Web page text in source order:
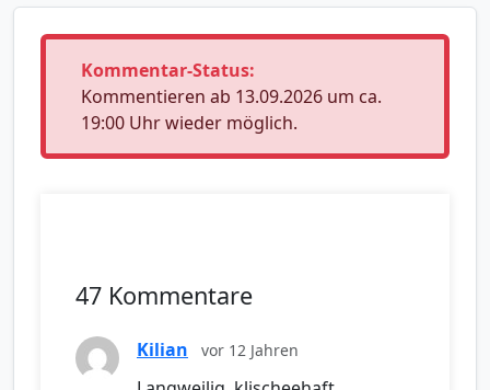
Kommentar-Status:
Kommentieren ab 13.09.2026 um ca.
19:00 Uhr wieder möglich.
47 Kommentare
Kilian vor 12 Jahren